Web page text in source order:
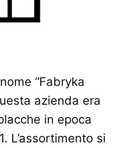
“Fabryka
azienda era
in epoca
L’assortimento si